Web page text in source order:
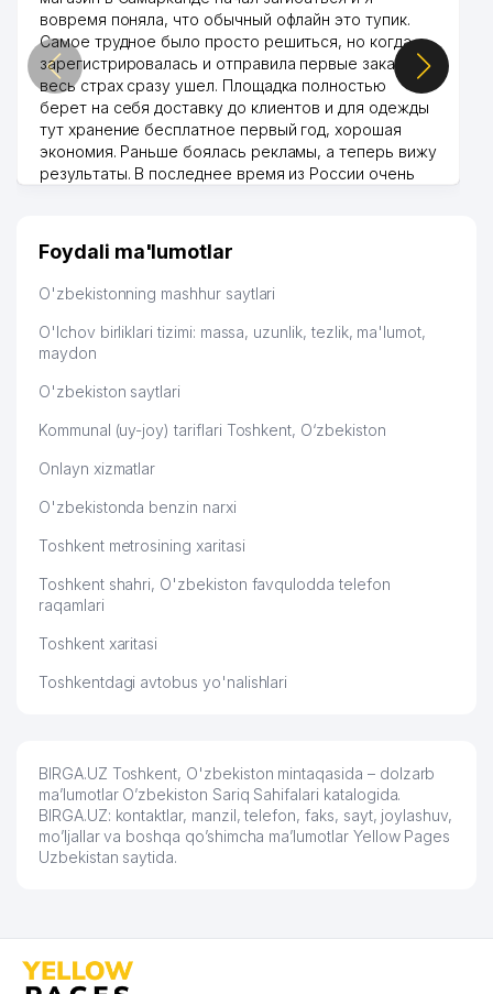
вовремя поняла, что обычный офлайн это тупик.
Самое трудное было просто решиться, но когда
зарегистрировалась и отправила первые заказы,
весь страх сразу ушел. Площадка полностью
берет на себя доставку до клиентов и для одежды
тут хранение бесплатное первый год, хорошая
экономия. Раньше боялась рекламы, а теперь вижу
результаты. В последнее время из России очень
дальше развиваюсь потихоньку😊
Hamida 03.08.2026 12:45:39
Foydali ma'lumotlar
O'zbekistonning mashhur saytlari
O'lchov birliklari tizimi: massa, uzunlik, tezlik, ma'lumot,
maydon
O'zbekiston saytlari
Kommunal (uy-joy) tariflari Toshkent, O‘zbekiston
Onlayn xizmatlar
O'zbekistonda benzin narxi
Toshkent metrosining xaritasi
Toshkent shahri, O'zbekiston favqulodda telefon
raqamlari
Toshkent xaritasi
Toshkentdagi avtobus yo'nalishlari
BIRGA.UZ Toshkent, O'zbekiston mintaqasida – dolzarb
ma’lumotlar O’zbekiston Sariq Sahifalari katalogida.
BIRGA.UZ: kontaktlar, manzil, telefon, faks, sayt, joylashuv,
mo’ljallar va boshqa qo’shimcha ma’lumotlar Yellow Pages
Uzbekistan saytida.